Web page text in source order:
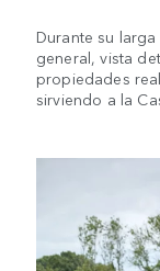
Durante su
general, vista
propiedades
sirviendo a la